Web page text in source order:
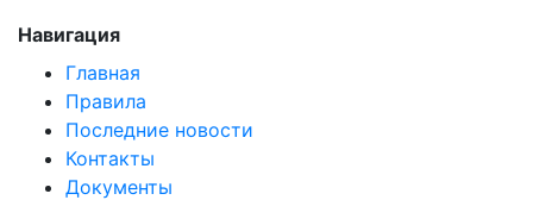
Навигация
Главная
Правила
Последние новости
Контакты
Документы